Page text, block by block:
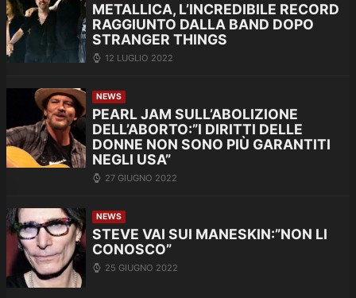
METALLICA, L’INCREDIBILE RECORD
RAGGIUNTO DALLA BAND DOPO
STRANGER THINGS
12 LUGLIO 2022
NEWS
PEARL JAM SULL’ABOLIZIONE
DELL’ABORTO:”I DIRITTI DELLE
DONNE NON SONO PIÙ GARANTITI
NEGLI USA”
27 GIUGNO 2022
NEWS
STEVE VAI SUI MANESKIN:”NON LI
CONOSCO”
25 GIUGNO 2022